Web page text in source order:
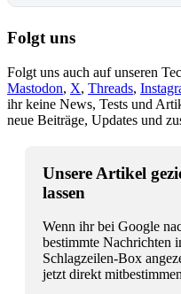
Folgt uns
Folgt uns auch auf unseren
Mastodon, X, Threads,
ihr keine News, Tests und
neue Beiträge, Updates und
Unsere Artikel
lassen
Wenn ihr bei Google
bestimmte Nachrichten
Schlagzeilen-Box
jetzt direkt